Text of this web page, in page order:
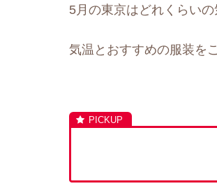
5月の東京はどれくらいの
気温とおすすめの服装を